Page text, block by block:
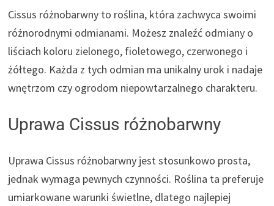
Cissus różnobarwny to roślina, która zachwyca swoimi
różnorodnymi odmianami. Możesz znaleźć odmiany o
liściach koloru zielonego, fioletowego, czerwonego i
żółtego. Każda z tych odmian ma unikalny urok i nadaje
wnętrzom czy ogrodom niepowtarzalnego charakteru.
Uprawa Cissus różnobarwny
Uprawa Cissus różnobarwny jest stosunkowo prosta,
jednak wymaga pewnych czynności. Roślina ta preferuje
umiarkowane warunki świetlne, dlatego najlepiej